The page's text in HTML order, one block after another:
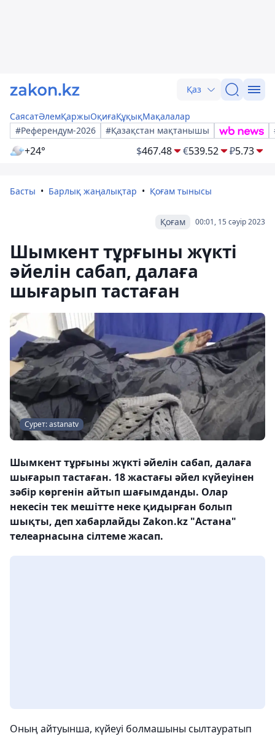
Қаз
СаясатӘлемҚаржыОқиғаҚұқықМақалалар
#Референдум-2026
#Қазақстан мақтанышы
+24° $467.48 €539.52 ₽5.73
Басты Барлық жаңалықтар Қоғам тынысы
00:01, 15 сәуір 2023
Қоғам
Шымкент тұрғыны жүкті
әйелін сабап, далаға
шығарып тастаған
Сурет: astanatv
Шымкент тұрғыны жүкті әйелін сабап, далаға
шығарып тастаған. 18 жастағы әйел күйеуінен
зәбір көргенін айтып шағымданды. Олар
некесін тек мешітте неке қидырған болып
шықты, деп хабарлайды Zakon.kz "Астана"
телеарнасына сілтеме жасап.
Оның айтуынша, күйеуі болмашыны сылтауратып